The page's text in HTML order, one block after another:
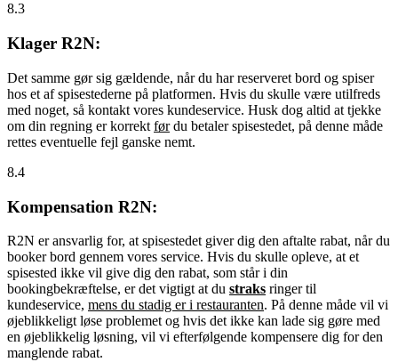
8.3
Klager R2N:
Det samme gør sig gældende, når du har reserveret bord og spiser
hos et af spisestederne på platformen. Hvis du skulle være utilfreds
med noget, så kontakt vores kundeservice. Husk dog altid at tjekke
om din regning er korrekt førdu betaler spisestedet, på denne måde
rettes eventuelle fejl ganske nemt.
8.4
Kompensation R2N:
R2N er ansvarlig for, at spisestedet giver dig den aftalte rabat, når du
booker bord gennem vores service. Hvis du skulle opleve, at et
spisested ikke vil give dig den rabat, som står i din
bookingbekræftelse, er det vigtigt at du straks ringer til
kundeservice, mens du stadig er i restauranten. På denne måde vil vi
øjeblikkeligt løse problemet og hvis det ikke kan lade sig gøre med
en øjeblikkelig løsning, vil vi efterfølgende kompensere dig for den
manglende rabat.